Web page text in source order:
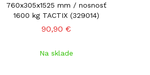
760x305x1525 mm / nosnosť
1600 kg TACTIX (329014)
90,90 €
Na sklade